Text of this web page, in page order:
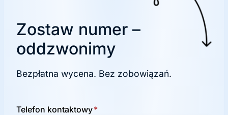
Zostaw numer –
oddzwonimy
Bezpłatna wycena. Bez zobowiązań.
Telefon kontaktowy*